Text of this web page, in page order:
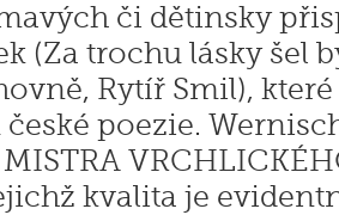
či dětinsky
(Za trochu lásky šel
Rytíř Smil),
poezie.
kvalita je